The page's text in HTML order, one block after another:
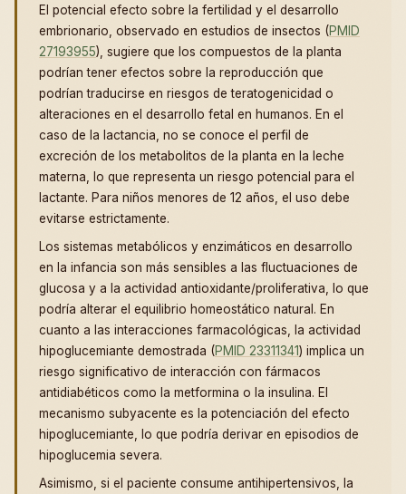
El potencial efecto sobre la fertilidad y el desarrollo
embrionario, observado en estudios de insectos (PMID
27193955), sugiere que los compuestos de la planta
podrían tener efectos sobre la reproducción que
podrían traducirse en riesgos de teratogenicidad o
alteraciones en el desarrollo fetal en humanos. En el
caso de la lactancia, no se conoce el perfil de
excreción de los metabolitos de la planta en la leche
materna, lo que representa un riesgo potencial para el
lactante. Para niños menores de 12 años, el uso debe
evitarse estrictamente.
Los sistemas metabólicos y enzimáticos en desarrollo
en la infancia son más sensibles a las fluctuaciones de
glucosa y a la actividad antioxidante/proliferativa, lo que
podría alterar el equilibrio homeostático natural. En
cuanto a las interacciones farmacológicas, la actividad
hipoglucemiante demostrada (PMID 23311341) implica un
riesgo significativo de interacción con fármacos
antidiabéticos como la metformina o la insulina. El
mecanismo subyacente es la potenciación del efecto
hipoglucemiante, lo que podría derivar en episodios de
hipoglucemia severa.
Asimismo, si el paciente consume antihipertensivos, la